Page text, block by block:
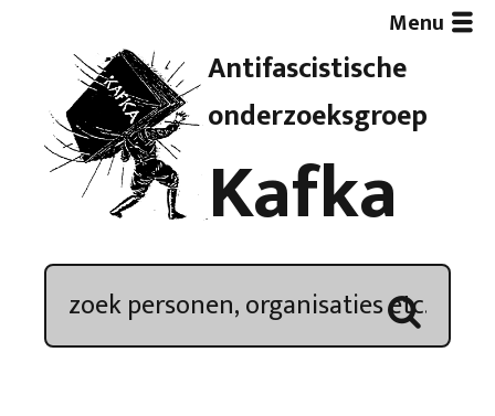
Antifascistische
onderzoeksgroep
Kafka
Menu
Artikelen
Demonstratieoverzicht
Kroniek